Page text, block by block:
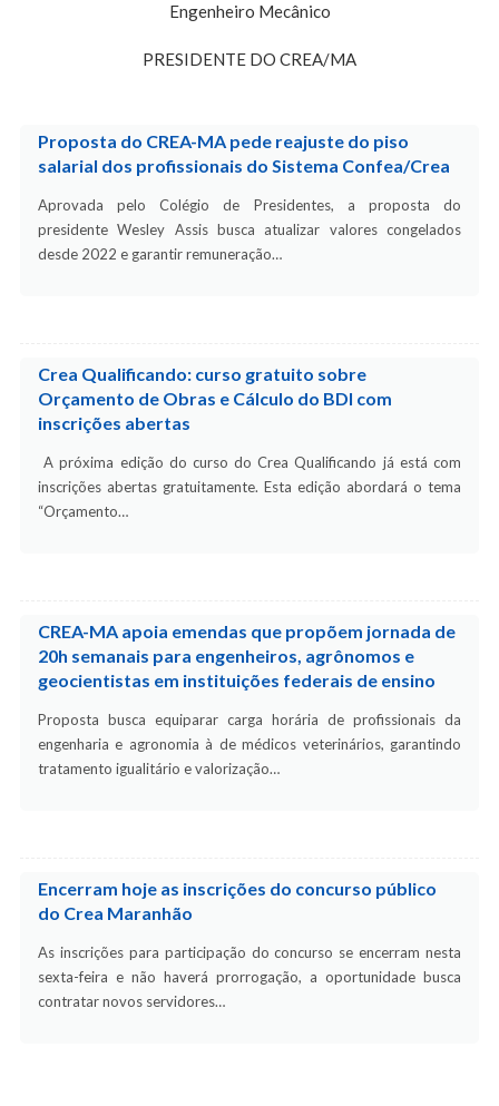
Engenheiro Mecânico
PRESIDENTE DO CREA/MA
Proposta do CREA-MA pede reajuste do piso
salarial dos profissionais do Sistema Confea/Crea
Aprovada pelo Colégio de Presidentes, a proposta do
presidente Wesley Assis busca atualizar valores congelados
desde 2022 e garantir remuneração…
Crea Qualificando: curso gratuito sobre
Orçamento de Obras e Cálculo do BDI com
inscrições abertas
A próxima edição do curso do Crea Qualificando já está com
inscrições abertas gratuitamente. Esta edição abordará o tema
“Orçamento…
CREA-MA apoia emendas que propõem jornada de
20h semanais para engenheiros, agrônomos e
geocientistas em instituições federais de ensino
Proposta busca equiparar carga horária de profissionais da
engenharia e agronomia à de médicos veterinários, garantindo
tratamento igualitário e valorização…
Encerram hoje as inscrições do concurso público
do Crea Maranhão
As inscrições para participação do concurso se encerram nesta
sexta-feira e não haverá prorrogação, a oportunidade busca
contratar novos servidores…